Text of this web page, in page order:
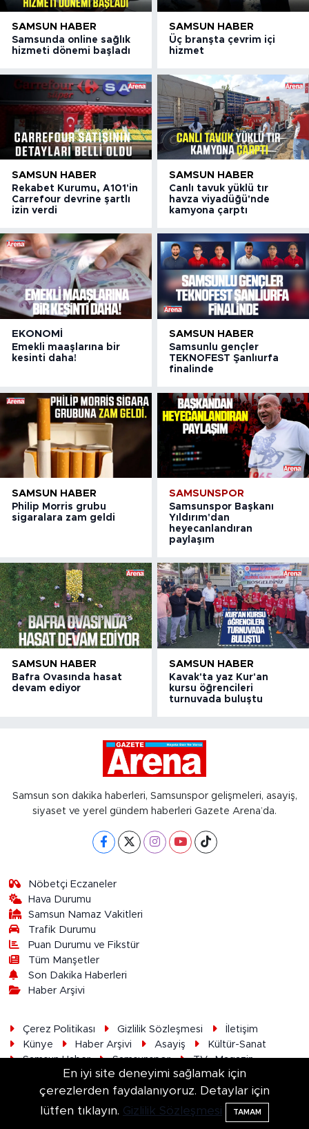
SAMSUN HABER
Samsunda online sağlık
hizmeti dönemi başladı
SAMSUN HABER
Üç branşta çevrim içi
hizmet
SAMSUN HABER
Rekabet Kurumu, A101'in
Carrefour devrine şartlı
izin verdi
SAMSUN HABER
Canlı tavuk yüklü tır
havza viyadüğü'nde
kamyona çarptı
EKONOMI
Emekli maaşlarına bir
kesinti daha!
SAMSUN HABER
Samsunlu gençler
TEKNOFEST Şanlıurfa
finalinde
SAMSUN HABER
Philip Morris grubu
sigaralara zam geldi
SAMSUNSPOR
Samsunspor Başkanı
Yıldırım'dan
heyecanlandıran
paylaşım
SAMSUN HABER
Bafra Ovasında hasat
devam ediyor
SAMSUN HABER
Kavak'ta yaz Kur'an
kursu öğrencileri
turnuvada buluştu
Samsun son dakika haberleri, Samsunspor gelişmeleri, asayiş,
siyaset ve yerel gündem haberleri Gazete Arena’da.
Nöbetçi Eczaneler
Hava Durumu
Samsun Namaz Vakitleri
Trafik Durumu
Puan Durumu ve Fikstür
Tüm Manşetler
Son Dakika Haberleri
Haber Arşivi
Çerez Politikası Gizlilik Sözleşmesi
İletişim
Künye
Haber Arşivi Asayiş
Kültür-Sanat
Samsun Haber
Samsunspor TV- Magazin
En iyi site deneyimi sağlamak için
çerezlerden faydalanıyoruz. Detaylar için
lütfen tıklayın. Gizlilik Sözleşmesi TAMAM